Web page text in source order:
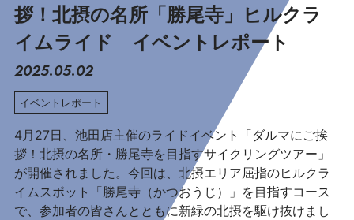
拶！北摂の名所「勝尾寺」ヒルクラ
イムライド イベントレポート
2025.05.02
イベントレポート
4月27日、池田店主催のライドイベント「ダルマにご挨
拶！北摂の名所・勝尾寺を目指すサイクリングツアー」
が開催されました。今回は、北摂エリア屈指のヒルクラ
イムスポット「勝尾寺（かつおうじ）」を目指すコース
で、参加者の皆さんとともに新緑の北摂を駆け抜けまし